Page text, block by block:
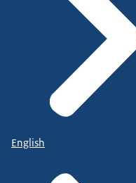
English